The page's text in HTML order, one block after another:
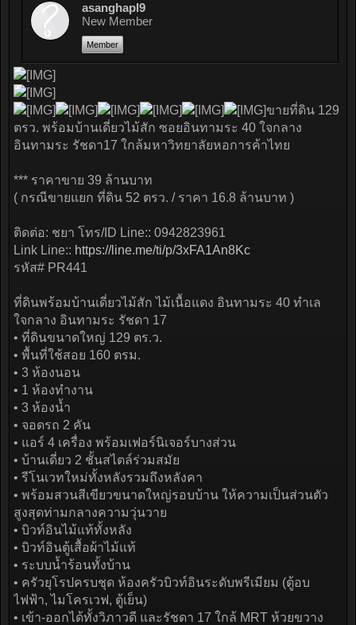
asanghapl9
New Member
Member
ขายที่ดิน 129
ตรว. พร้อมบ้านเดี่ยวไม้สัก ซอยอินทามระ 40 ใจกลาง
อินทามระ รัชดา17 ใกล้มหาวิทยาลัยหอการค้าไทย
*** ราคาขาย 39 ล้านบาท
( กรณีขายแยก ที่ดิน 52 ตรว. / ราคา 16.8 ล้านบาท )
ติดต่อ: ชยา โทร/ID Line:: 0942823961
Link Line:: https://line.me/ti/p/3xFA1An8Kc
รหัส# PR441
ที่ดินพร้อมบ้านเดี่ยวไม้สัก ไม้เนื้อแดง อินทามระ 40 ทำเล
ใจกลาง อินทามระ รัชดา 17
• ที่ดินขนาดใหญ่ 129 ตร.ว.
• พื้นที่ใช้สอย 160 ตรม.
• 3 ห้องนอน
• 1 ห้องทำงาน
• 3 ห้องน้ำ
• จอดรถ 2 คัน
• แอร์ 4 เครื่อง พร้อมเฟอร์นิเจอร์บางส่วน
• บ้านเดี่ยว 2 ชั้นสไตล์ร่วมสมัย
• รีโนเวทใหม่ทั้งหลังรวมถึงหลังคา
• พร้อมสวนสีเขียวขนาดใหญ่รอบบ้าน ให้ความเป็นส่วนตัว
สูงสุดท่ามกลางความวุ่นวาย
• บิวท์อินไม้แท้ทั้งหลัง
• บิวท์อินตู้เสื้อผ้าไม้แท้
• ระบบน้ำร้อนทั้งบ้าน
• ครัวยุโรปครบชุด ห้องครัวบิวท์อินระดับพรีเมียม (ตู้อบ
ไฟฟ้า, ไมโครเวฟ, ตู้เย็น)
• เข้า-ออกได้ทั้งวิภาวดี และรัชดา 17 ใกล้ MRT ห้วยขวาง